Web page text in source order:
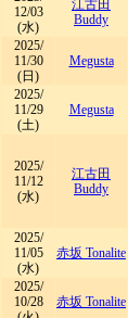
12/03
(水)
江古田
Buddy
2025/
11/30
(日)
Megusta
2025/
11/29
(土)
Megusta
2025/
11/12
(水)
江古田
Buddy
2025/
11/05
(水)
赤坂 Tonalite
2025/
10/28
赤坂 Tonalite